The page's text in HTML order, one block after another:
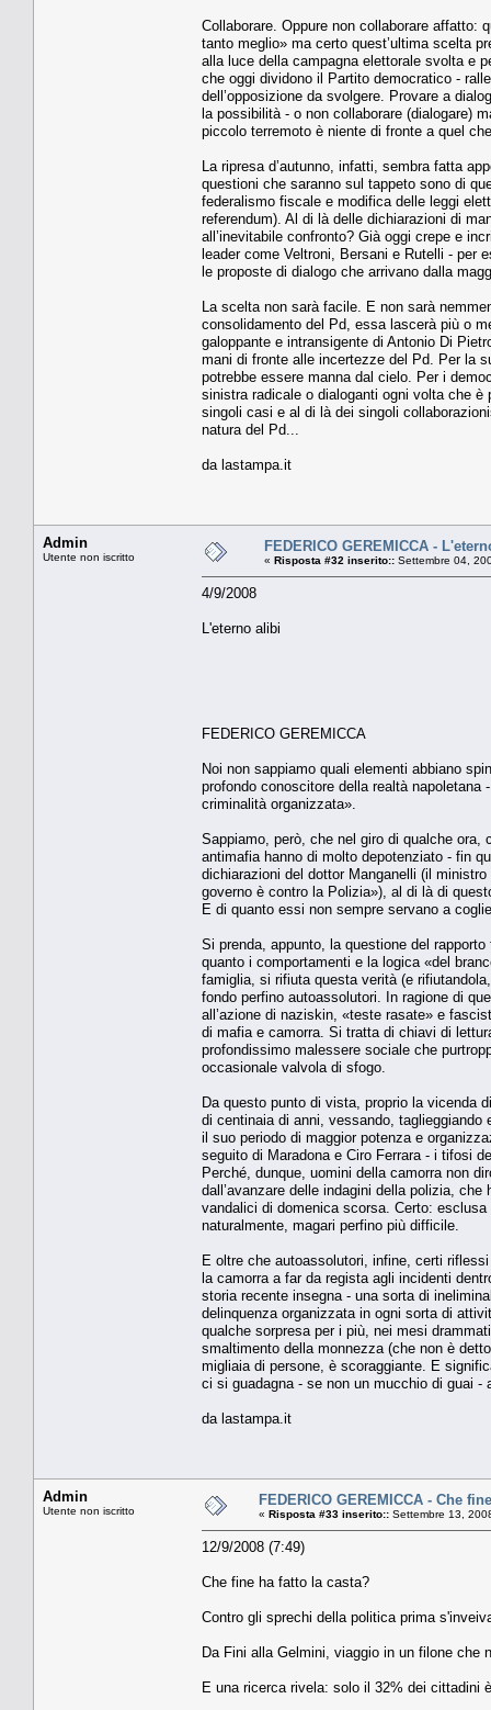
Collaborare. Oppure non collaborare affatto:
tanto meglio» ma certo quest’ultima scelta
alla luce della campagna elettorale svolta e
che oggi dividono il Partito democratico -
dell’opposizione da svolgere. Provare a
la possibilità - o non collaborare (dialogare)
piccolo terremoto è niente di fronte a quel
La ripresa d’autunno, infatti, sembra fatta
questioni che saranno sul tappeto sono di
federalismo fiscale e modifica delle leggi
referendum). Al di là delle dichiarazioni di
all’inevitabile confronto? Già oggi crepe e
leader come Veltroni, Bersani e Rutelli - per
le proposte di dialogo che arrivano dalla
La scelta non sarà facile. E non sarà
consolidamento del Pd, essa lascerà più o
galoppante e intransigente di Antonio Di
mani di fronte alle incertezze del Pd. Per la
potrebbe essere manna dal cielo. Per i
sinistra radicale o dialoganti ogni volta che
singoli casi e al di là dei singoli
natura del Pd...
da lastampa.it
Admin
Utente non iscritto
FEDERICO GEREMICCA -
« Risposta #32 inserito:: Settembre 04,
4/9/2008
L'eterno alibi
FEDERICO GEREMICCA
Noi non sappiamo quali elementi abbiano
profondo conoscitore della realtà napoletana
criminalità organizzata».
Sappiamo, però, che nel giro di qualche
antimafia hanno di molto depotenziato - fin
dichiarazioni del dottor Manganelli (il
governo è contro la Polizia»), al di là di
E di quanto essi non sempre servano a
Si prenda, appunto, la questione del
quanto i comportamenti e la logica «del
famiglia, si rifiuta questa verità (e
fondo perfino autoassolutori. In ragione di
all’azione di naziskin, «teste rasate» e
di mafia e camorra. Si tratta di chiavi di
profondissimo malessere sociale che
occasionale valvola di sfogo.
Da questo punto di vista, proprio la vicenda
di centinaia di anni, vessando,
il suo periodo di maggior potenza e
seguito di Maradona e Ciro Ferrara - i tifosi
Perché, dunque, uomini della camorra non
dall’avanzare delle indagini della polizia,
vandalici di domenica scorsa. Certo:
naturalmente, magari perfino più difficile.
E oltre che autoassolutori, infine, certi
la camorra a far da regista agli incidenti
storia recente insegna - una sorta di
delinquenza organizzata in ogni sorta di
qualche sorpresa per i più, nei mesi
smaltimento della monnezza (che non è
migliaia di persone, è scoraggiante. E
ci si guadagna - se non un mucchio di guai -
da lastampa.it
Admin
Utente non iscritto
FEDERICO GEREMICCA - Che
« Risposta #33 inserito:: Settembre 13,
12/9/2008 (7:49)
Che fine ha fatto la casta?
Contro gli sprechi della politica prima
Da Fini alla Gelmini, viaggio in un filone che
E una ricerca rivela: solo il 32% dei cittadini